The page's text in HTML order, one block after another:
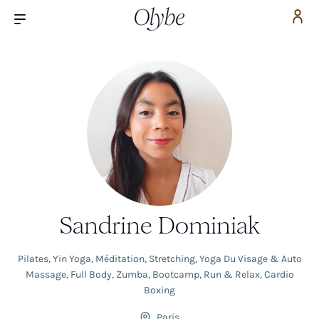
Sandrine Dominiak
Pilates,Yin Yoga, Méditation, Stretching,Yoga Du Visage & Auto
Massage, Full Body, Zumba, Bootcamp, Run & Relax,Cardio
Boxing